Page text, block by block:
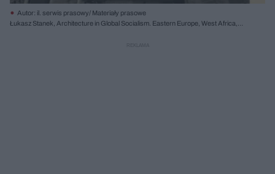
Autor: il. serwis prasowy/ Materiały prasowe
Łukasz Stanek, Architecture in Global Socialism. Eastern Europe, West Africa,